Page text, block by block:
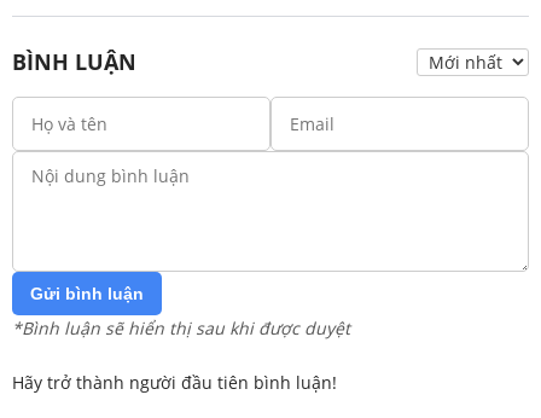
BÌNH LUẬN
Gửi bình luận
*Bình luận sẽ hiển thị sau khi được duyệt
Hãy trở thành người đầu tiên bình luận!